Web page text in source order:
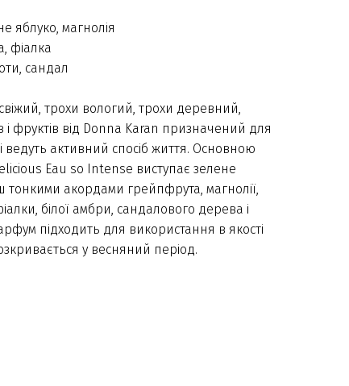
яблуко, магнолія
фіалка
сандал
трохи вологий, трохи деревний,
і фруктів від Donna Karan призначений для
ведуть активний спосіб життя. Основною
Eau so Intense виступає зелене
акордами грейпфрута, магнолії,
білої амбри, сандалового дерева і
підходить для використання в якості
у весняний період.